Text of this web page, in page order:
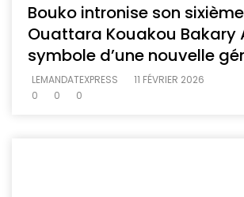
Bouko intronise son
Ouattara Kouakou Bakary
symbole d’une nouvelle
LEMANDATEXPRESS
11 FÉVRIER 2026
0
0 0